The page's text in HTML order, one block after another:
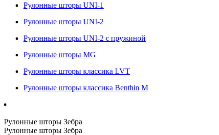
Рулонные шторы UNI-1
Рулонные шторы UNI-2
Рулонные шторы UNI-2 с пружиной
Рулонные шторы MG
Рулонные шторы классика LVT
Рулонные шторы классика Benthin M
Рулонные шторы Зебра
Рулонные шторы Зебра